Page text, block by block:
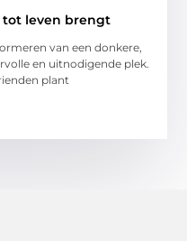
leven brengt
van een donkere,
en uitnodigende plek.
plant